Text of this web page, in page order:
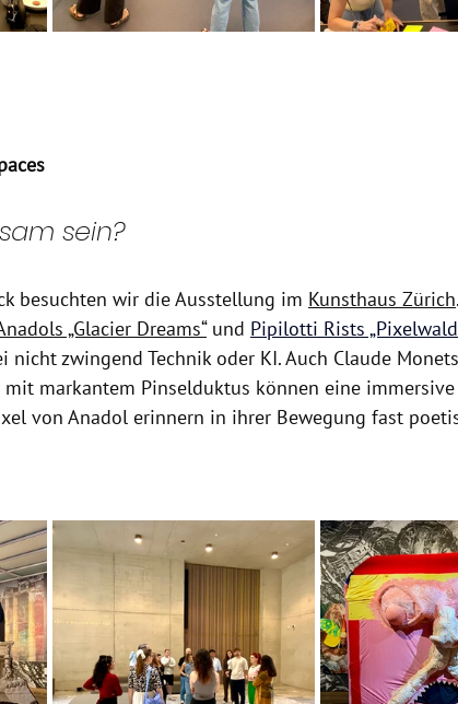
sein?
besuchten wir die Ausstellung im Kunsthaus Zürich
„Glacier Dreams“ und Pipilotti Rists „Pixelwald
zwingend Technik oder KI. Auch Claude Monets
markantem Pinselduktus können eine
von Anadol erinnern in ihrer Bewegung fast